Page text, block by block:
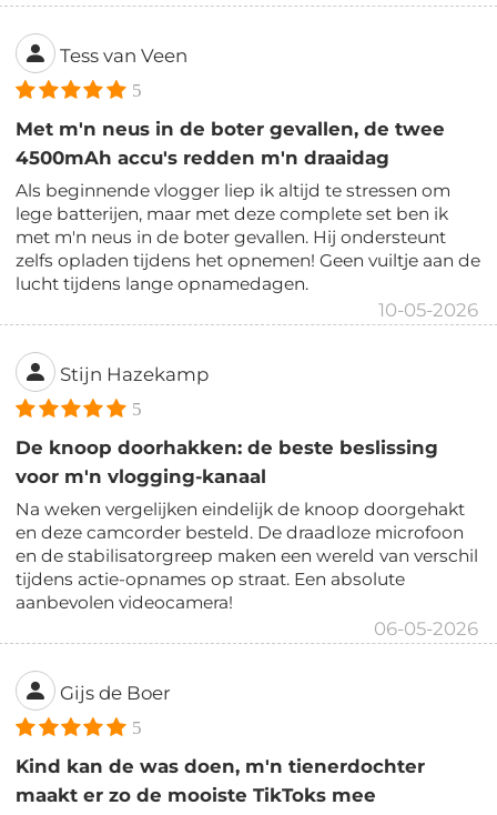
Tess van Veen
5
Met m'n neus in de boter gevallen, de twee
4500mAh accu's redden m'n draaidag
Als beginnende vlogger liep ik altijd te stressen om
lege batterijen, maar met deze complete set ben ik
met m'n neus in de boter gevallen. Hij ondersteunt
zelfs opladen tijdens het opnemen! Geen vuiltje aan de
lucht tijdens lange opnamedagen.
10-05-2026
Stijn Hazekamp
5
De knoop doorhakken: de beste beslissing
voor m'n vlogging-kanaal
Na weken vergelijken eindelijk de knoop doorgehakt
en deze camcorder besteld. De draadloze microfoon
en de stabilisatorgreep maken een wereld van verschil
tijdens actie-opnames op straat. Een absolute
aanbevolen videocamera!
06-05-2026
Gijs de Boer
5
Kind kan de was doen, m'n tienerdochter
maakt er zo de mooiste TikToks mee